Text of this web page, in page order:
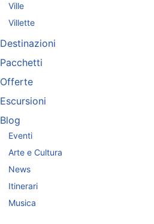
Ville
Villette
Destinazioni
Pacchetti
Offerte
Escursioni
Blog
Eventi
Arte e Cultura
News
Itinerari
Musica